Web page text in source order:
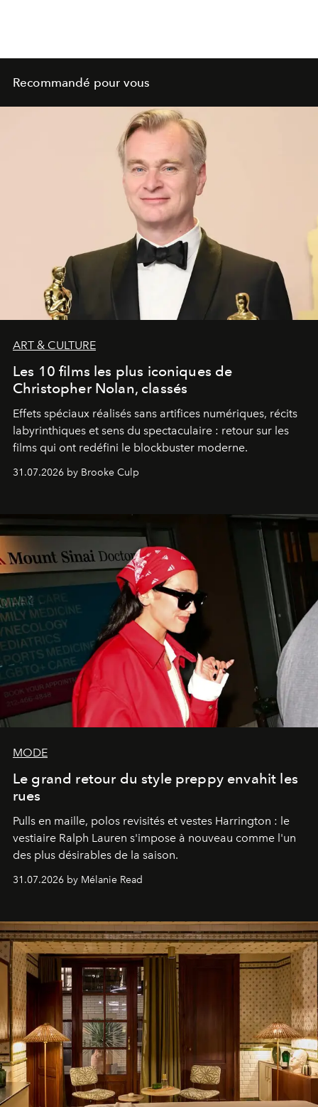
Recommandé pour vous
ART & CULTURE
Les 10 films les plus iconiques de
Christopher Nolan, classés
Effets spéciaux réalisés sans artifices numériques, récits
labyrinthiques et sens du spectaculaire : retour sur les
films qui ont redéfini le blockbuster moderne.
31.07.2026 by Brooke Culp
MODE
Le grand retour du style preppy envahit les
rues
Pulls en maille, polos revisités et vestes Harrington : le
vestiaire Ralph Lauren s'impose à nouveau comme l'un
des plus désirables de la saison.
31.07.2026 by Mélanie Read